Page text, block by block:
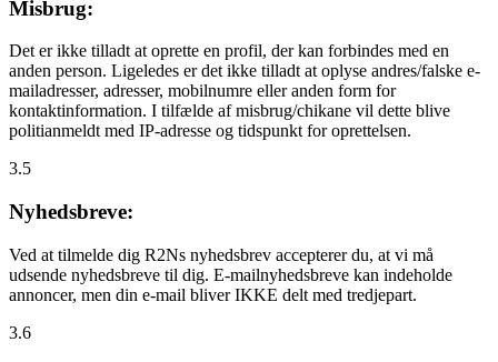
Misbrug:
Det er ikke tilladt at oprette en profil, der kan forbindes med en
anden person. Ligeledes er det ikke tilladt at oplyse andres/falske e-
mailadresser, adresser, mobilnumre eller anden form for
kontaktinformation. I tilfælde af misbrug/chikane vil dette blive
politianmeldt med IP-adresse og tidspunkt for oprettelsen.
3.5
Nyhedsbreve:
Ved at tilmelde dig R2Ns nyhedsbrev accepterer du, at vi må
udsende nyhedsbreve til dig. E-mailnyhedsbreve kan indeholde
annoncer, men din e-mail bliver IKKE delt med tredjepart.
3.6